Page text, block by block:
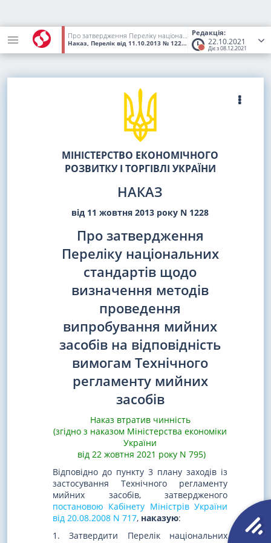
Редакція:
22.10.2021
Діє з 08.12.2021
Про затвердження Переліку національних стандартів щодо визначення методів проведення випробування мийних засобів на відповідність вимогам Технічного регламенту мийних засобів
Наказ, Перелік від 11.10.2013 № 1228 (Статус:Втратив
МІНІСТЕРСТВО ЕКОНОМІЧНОГО
РОЗВИТКУ І ТОРГІВЛІ УКРАЇНИ
НАКАЗ
від 11 жовтня 2013 року N 1228
Про затвердження
Переліку національних
стандартів щодо
визначення методів
проведення
випробування мийних
засобів на відповідність
вимогам Технічного
регламенту мийних
засобів
Наказ втратив чинність
(згідно з наказом Міністерства економіки
України
від 22 жовтня 2021 року N 795)
Відповідно до пункту 3 плану заходів із
застосування Технічного регламенту
мийних засобів, затвердженого
постановою Кабінету Міністрів України
від 20.08.2008 N 717, наказую:
1. Затвердити Перелік національних